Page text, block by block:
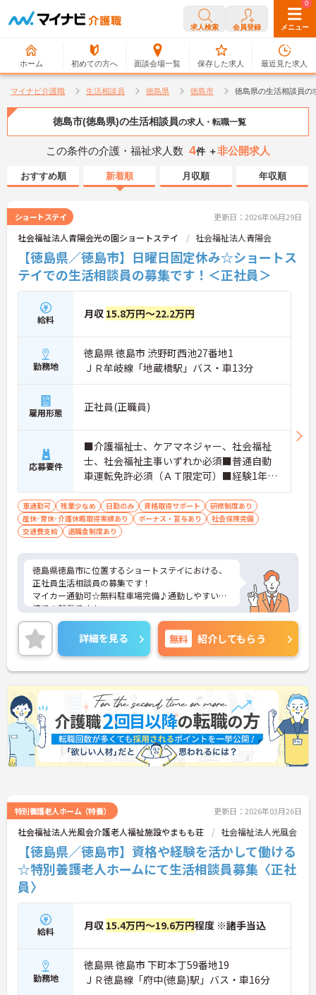
求人検索 会員登録 メニュー
ホーム 初めての方へ 面談会場一覧
0
保存した求人
0
最近見た求人
マイナビ介護職 生活相談員 徳島県 徳島市 徳島県の生活相談員の
徳島市(徳島県)の生活相談員の求人・転職一覧
この条件の介護・福祉求人数 4件 ＋非公開求人
おすすめ順 新着順 月収順 年収順
ショートステイ 更新日：2026年06月29日
社会福祉法人青陽会光の園ショートステイ 社会福祉法人青陽会
【徳島県／徳島市】日曜日固定休み☆ショートス
テイでの生活相談員の募集です！＜正社員＞
給料 月収 15.8万円～22.2万円
勤務地
徳島県 徳島市 渋野町西池27番地1
ＪＲ牟岐線「地蔵橋駅」バス・車13分
雇用形態 正社員(正職員)
応募要件
■介護福祉士、ケアマネジャー、社会福祉
士、社会福祉主事いずれか必須■普通自動
車運転免許必須（ＡＴ限定可）■経験1年以
上必須
車通勤可 残業少なめ 日勤のみ 資格取得サポート
研修制度あり
産休･育休･介護休暇取得実績あり
ボーナス・賞与あり
社会保険完備
交通費支給
退職金制度あり
徳島県徳島市に位置するショートステイにおける、
正社員生活相談員の募集です！
マイカー通勤可☆無料駐車場完備♪通勤しやすい環
境での就業です！
ご興味ある方には、面接対策ポイントなど、さらに
詳細をお話しいたしますのでお気軽にご相談くださ
い。
詳細を見る 無料 紹介してもらう
特別養護老人ホーム（特養） 更新日：2026年03月26日
社会福祉法人光風会介護老人福祉施設やまもも荘 社会福祉法人光風会
【徳島県／徳島市】資格や経験を活かして働ける
☆特別養護老人ホームにて生活相談員募集〈正社
員〉
給料 月収 15.4万円～19.6万円程度 ※諸手当込
勤務地
徳島県 徳島市 下町本丁59番地19
ＪＲ徳島線「府中(徳島)駅」バス・車16分